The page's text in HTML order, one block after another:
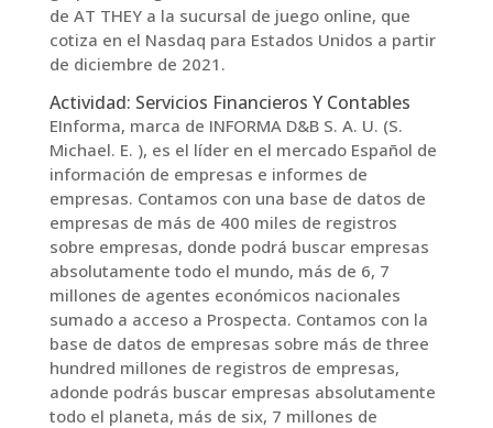
de AT THEY a la sucursal de juego online, que
cotiza en el Nasdaq para Estados Unidos a partir
de diciembre de 2021.
Actividad: Servicios Financieros Y Contables
EInforma, marca de INFORMA D&B S. A. U. (S.
Michael. E. ), es el líder en el mercado Español de
información de empresas e informes de
empresas. Contamos con una base de datos de
empresas de más de 400 miles de registros
sobre empresas, donde podrá buscar empresas
absolutamente todo el mundo, más de 6, 7
millones de agentes económicos nacionales
sumado a acceso a Prospecta. Contamos con la
base de datos de empresas sobre más de three
hundred millones de registros de empresas,
adonde podrás buscar empresas absolutamente
todo el planeta, más de six, 7 millones de